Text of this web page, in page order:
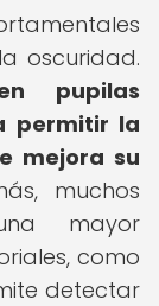
oscuridad.
pupilas
permitir la
mejora su
muchos
mayor
como
detectar